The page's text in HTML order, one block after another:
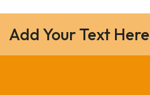
Add Your Text Here